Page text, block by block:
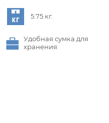
5.75 кг.
Удобная сумка для
хранения